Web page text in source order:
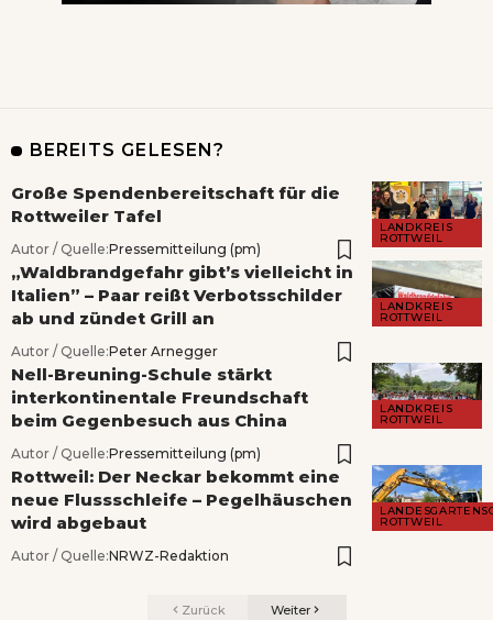
BEREITS GELESEN?
LANDKREIS
ROTTWEIL
Große Spendenbereitschaft für die
Rottweiler Tafel
Autor / Quelle:Pressemitteilung (pm)
LANDKREIS
ROTTWEIL
„Waldbrandgefahr gibt’s vielleicht in
Italien” – Paar reißt Verbotsschilder
ab und zündet Grill an
Autor / Quelle:Peter Arnegger
LANDKREIS
ROTTWEIL
Nell-Breuning-Schule stärkt
interkontinentale Freundschaft
beim Gegenbesuch aus China
Autor / Quelle:Pressemitteilung (pm)
ROTTWEIL
Rottweil: Der Neckar bekommt eine
neue Flussschleife – Pegelhäuschen
wird abgebaut
Autor / Quelle:NRWZ-Redaktion
Zurück Weiter